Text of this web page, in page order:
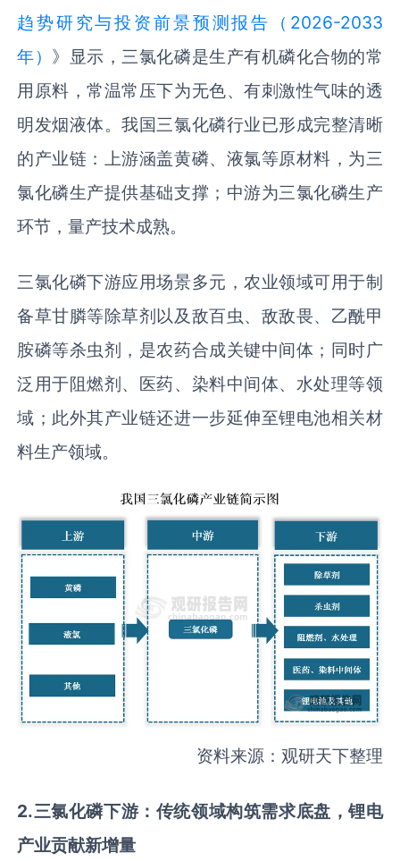
趋势研究与投资前景预测报告（2026-2033
年） 》显示，三氯化磷是生产有机磷化合物的常
用原料，常温常压下为无色、有刺激性气味的透
明发烟液体。我国三氯化磷行业已形成完整清晰
的产业链：上游涵盖黄磷、液氯等原材料，为三
氯化磷生产提供基础支撑；中游为三氯化磷生产
环节，量产技术成熟。
三氯化磷下游应用场景多元，农业领域可用于制
备草甘膦等除草剂以及敌百虫、敌敌畏、乙酰甲
胺磷等杀虫剂，是农药合成关键中间体；同时广
泛用于阻燃剂、医药、染料中间体、水处理等领
域；此外其产业链还进一步延伸至锂电池相关材
料生产领域。
资料来源：观研天下整理
2.三氯化磷下游：传统领域构筑需求底盘，锂电
产业贡献新增量